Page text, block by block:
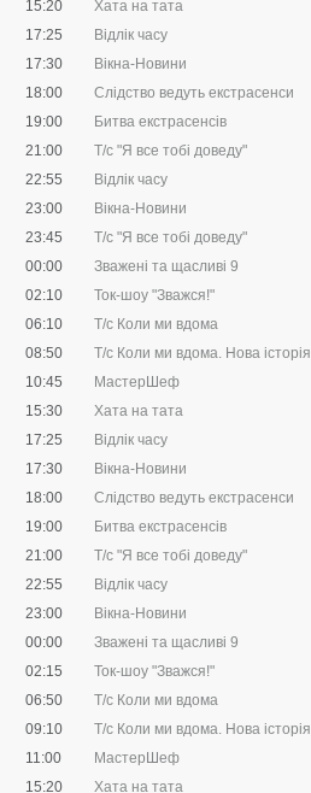
15:20
Хата на тата
17:25
Відлік часу
17:30
Вікна-Новини
18:00
Слідство ведуть екстрасенси
19:00
Битва екстрасенсів
21:00
Т/с "Я все тобі доведу"
22:55
Відлік часу
23:00
Вікна-Новини
23:45
Т/с "Я все тобі доведу"
00:00
Зважені та щасливі 9
02:10
Ток-шоу "Зважся!"
06:10
Т/с Коли ми вдома
08:50
Т/с Коли ми вдома. Нова історія
10:45
МастерШеф
15:30
Хата на тата
17:25
Відлік часу
17:30
Вікна-Новини
18:00
Слідство ведуть екстрасенси
19:00
Битва екстрасенсів
21:00
Т/с "Я все тобі доведу"
22:55
Відлік часу
23:00
Вікна-Новини
00:00
Зважені та щасливі 9
02:15
Ток-шоу "Зважся!"
06:50
Т/с Коли ми вдома
09:10
Т/с Коли ми вдома. Нова історія
11:00
МастерШеф
15:20
Хата на тата